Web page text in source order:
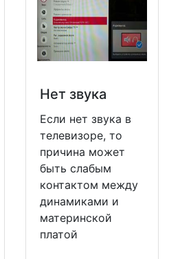
Нет звука
Если нет звука в
телевизоре, то
причина может
быть слабым
контактом между
динамиками и
материнской
платой